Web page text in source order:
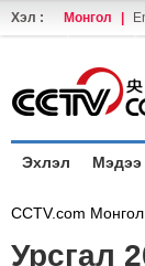
Хэл : Монгол
Эхлэл Мэдээ
CCTV.com
Урсгал